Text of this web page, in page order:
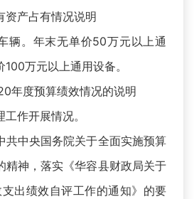
资产占有情况说明
辆。年末无单价50万元以上通
万元以上通用设备。
年度预算绩效情况的说明
工作开展情况。
共中央国务院关于全面实施预算
精神，落实《华容县财政局关于
出绩效自评工作的通知》的要